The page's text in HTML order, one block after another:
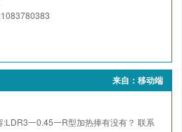
1083780383
来自：移动端
:LDR3一0.45一R型加热捧有没有？联系